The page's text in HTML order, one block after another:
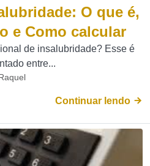
O que é,
e Como calcular
de insalubridade? Esse é
entre...
Continuar lendo